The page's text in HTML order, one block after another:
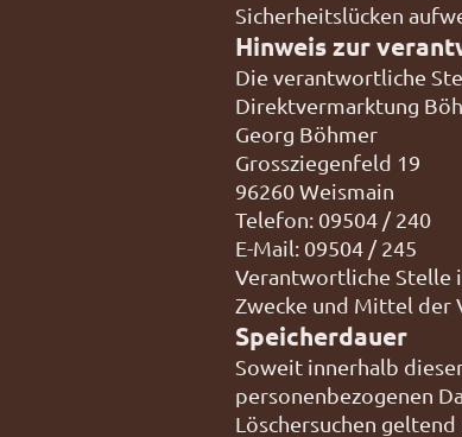
Sicherheitslücken
Hinweis zur
Die verantwortliche
Direktvermarktung
Georg Böhmer
Grossziegenfeld 19
96260 Weismain
Telefon: 09504 / 240
E-Mail: 09504 / 245
Verantwortliche Stelle
Zwecke und Mittel der
Speicherdauer
Soweit innerhalb
personenbezogenen
Löschersuchen